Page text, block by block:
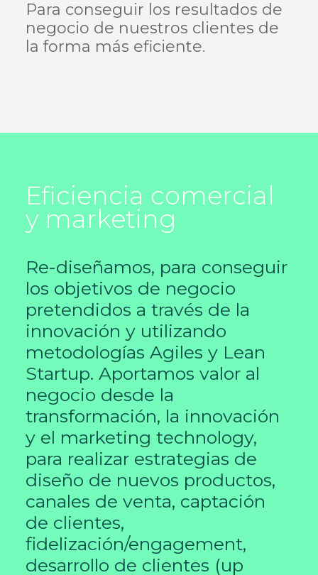
Para conseguir los resultados de
negocio de nuestros clientes de
la forma más eficiente.
Eficiencia comercial
y marketing
Re-diseñamos, para conseguir
los objetivos de negocio
pretendidos a través de la
innovación y utilizando
metodologías Agiles y Lean
Startup. Aportamos valor al
negocio desde la
transformación, la innovación
y el marketing technology,
para realizar estrategias de
diseño de nuevos productos,
canales de venta, captación
de clientes,
fidelización/engagement,
desarrollo de clientes (up